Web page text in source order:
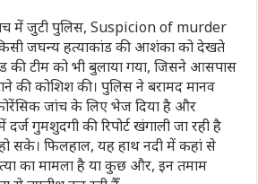
में जुटी पुलिस, Suspicion of murder
जघन्य हत्याकांड की आशंका को देखते
की टीम को भी बुलाया गया, जिसने आसपास
की कोशिश की। पुलिस ने बरामद मानव
जांच के लिए भेज दिया है और
गुमशुदगी की रिपोर्ट खंगाली जा रही है
सके। फिलहाल, यह हाथ नदी में कहां से
का मामला है या कुछ और, इन तमाम